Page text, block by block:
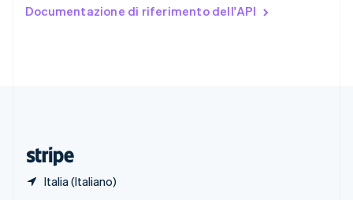
Documentazione di riferimento dell'API
Italia (Italiano)
English Español 简体中文